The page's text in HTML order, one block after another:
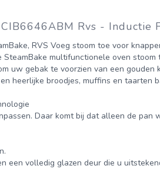
Rvs - Inductie
RVS Voeg stoom toe voor
multifunctionele oven
uw gebak te voorzien van een
heerlijke broodjes, muffins en taarten
Daar komt bij dat alleen de pan
een volledig glazen deur die u